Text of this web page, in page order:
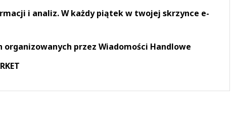
i analiz. W każdy piątek w twojej skrzynce e-
przez Wiadomości Handlowe